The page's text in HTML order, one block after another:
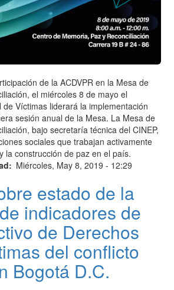
de la ACDVPR en la Mesa de
el miércoles 8 de mayo el
Víctimas liderará la implementación
sesión anual de la Mesa. La Mesa de
bajo secretaría técnica del CINEP,
sociales que trabajan activamente
la construcción de paz en el país.
Miércoles, May 8, 2019 - 12:29
estado de la
indicadores de
de Derechos
del conflicto
Bogotá D.C.